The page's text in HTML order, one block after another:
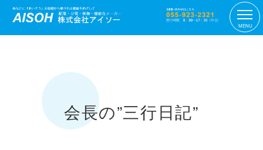
MENU
会長の”三行日記”